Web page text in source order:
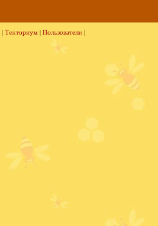
| Тенториум | Пользователи |